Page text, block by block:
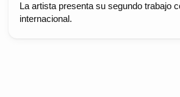
La artista presenta su segundo trabajo
internacional.